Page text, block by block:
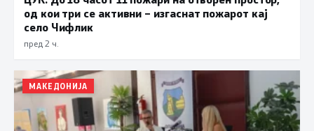
од кои три се активни – изгаснат пожарот кај
село Чифлик
пред 2 ч.
МАКЕДОНИЈА